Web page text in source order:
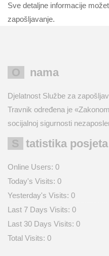
Sve detaljne informacije
zapošljavanje.
O nama
Djelatnost Službe za
Travnik određena je
socijalnoj sigurnosti
Statistika posjeta
Online Users: 0
Today's Visits: 0
Yesterday's Visits: 0
Last 7 Days Visits: 0
Last 30 Days Visits: 0
Total Visits: 0